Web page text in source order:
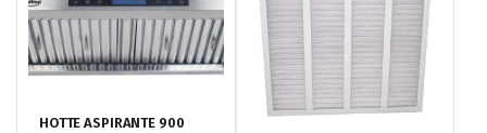
HOTTE ASPIRANTE 900